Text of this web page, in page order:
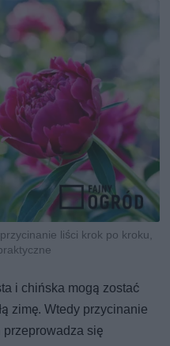
liści krok po kroku,
i chińska mogą zostać
zimę. Wtedy przycinanie
przeprowadza się